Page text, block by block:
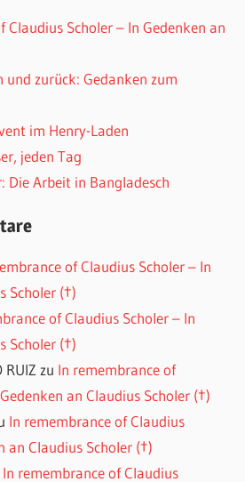
Claudius Scholer – In Gedenken an
und zurück: Gedanken zum
im Henry-Laden
jeden Tag
Die Arbeit in Bangladesch
of Claudius Scholer – In
Scholer (†)
of Claudius Scholer – In
Scholer (†)
RUIZzu In remembrance of
an Claudius Scholer (†)
In remembrance of Claudius
an Claudius Scholer (†)
In remembrance of Claudius